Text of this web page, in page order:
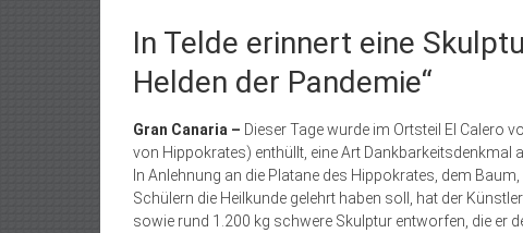
In Telde erinnert eine
Helden der Pandemie“
Gran Canaria – Dieser Tage wurde im Ortsteil El Calero
von Hippokrates) enthüllt, eine Art Dankbarkeitsdenkmal
In Anlehnung an die Platane des Hippokrates, dem
Schülern die Heilkunde gelehrt haben soll, hat der
sowie rund 1.200 kg schwere Skulptur entworfen, die er